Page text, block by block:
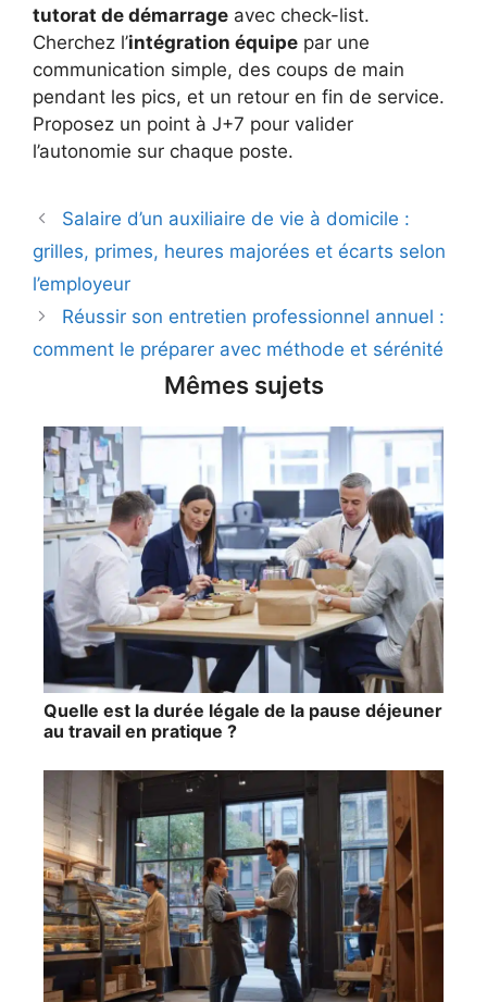
tutorat de démarrage avec check-list.
Cherchez l’intégration équipe par une
communication simple, des coups de main
pendant les pics, et un retour en fin de service.
Proposez un point à J+7 pour valider
l’autonomie sur chaque poste.
Salaire d’un auxiliaire de vie à domicile :
grilles, primes, heures majorées et écarts selon
l’employeur
Réussir son entretien professionnel annuel :
comment le préparer avec méthode et sérénité
Mêmes sujets
Quelle est la durée légale de la pause déjeuner
au travail en pratique ?